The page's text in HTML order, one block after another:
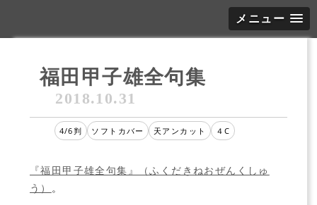
メニュー
福田甲子雄全句集
2018.10.31
4/6判 ソフトカバー 天アンカット ４C
『福田甲子雄全句集』（ふくだきねおぜんくしゅ
う） 。